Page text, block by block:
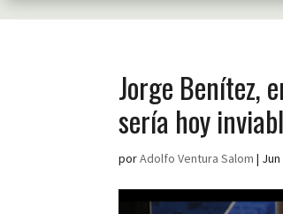
Jorge Benítez,
sería hoy
porAdolfo Ventura Salom |